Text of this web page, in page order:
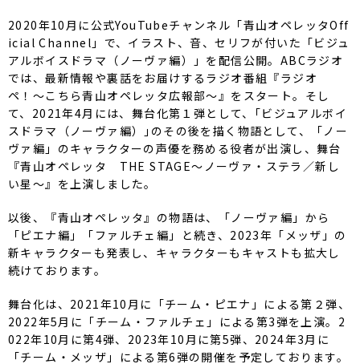
2020年10月に公式YouTubeチャンネル「青山オペレッタOff
icial Channel」で、イラスト、音、セリフが付いた「ビジュ
アルボイスドラマ（ノーヴァ編）」を配信公開。ABCラジオ
では、最新情報や裏話をお届けするラジオ番組『ラジオ
ペ！〜こちら青山オペレッタ広報部〜』をスタート。そし
て、2021年4月には、舞台化第１弾として、｢ビジュアルボイ
スドラマ（ノーヴァ編）｣のその後を描く物語として、「ノー
ヴァ編」のキャラクターの声優を務める役者が出演し、舞台
『青山オペレッタ THE STAGE～ノーヴァ・ステラ／新し
い星～』を上演しました。
以後、『青山オペレッタ』の物語は、「ノーヴァ編」から
「ピエナ編」「ファルチェ編」と続き、2023年「メッザ」の
新キャラクターも発表し、キャラクターもキャストも拡大し
続けております。
舞台化は、2021年10月に「チーム・ピエナ」による第２弾、
2022年5月に「チーム・ファルチェ」による第3弾を上演。2
022年10月に第4弾、2023年10月に第5弾、2024年3月に
「チーム・メッザ」による第6弾の開催を予定しております。